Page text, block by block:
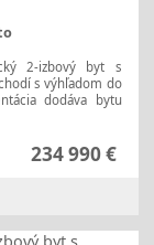
2-izbový byt s
s výhľadom do
dodáva bytu
234 990 €